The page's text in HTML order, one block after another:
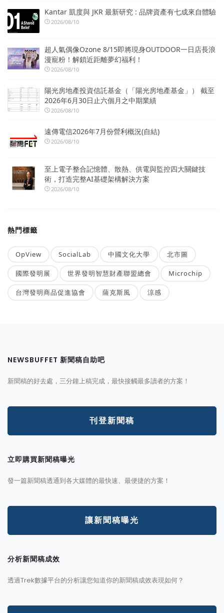
Kantar 凱度與 JKR 最新研究 : 品牌資產有七成來自體驗
2026/08/10
超人氣偶像Ozone 8/15即將現身OUTDOOR一日店長浪
漫寵粉！解鎖近距離夢幻福利！
2026/08/10
陽光房地產投資信託基金（「陽光房地產基金」） 截至
2026年6月30日止六個月之中期業績
2026/08/10
遠傳電信2026年7月份營利概況(自結)
2026/08/10
至上電子整合記憶體、散熱、供電與監控四大關鍵技
術，打造完整AI基礎架構解決方案
2026/08/10
熱門標籤
OpView SocialLab 中國文化大學 北市圖
國際發明展 世界發明智慧財產聯盟總會 Microchip
台灣發明商品促進協會 薩克斯風 涼感
NEWSBUFFET 新聞稿自助吧
新聞稿的好去處，三分鐘上稿完成，最快接觸最多讀者的方案！
刊登新聞稿
立即購買新聞稿曝光
發一篇新聞稿透通到各大媒體的最快速、最便捷的方案！
讓新聞稿曝光
分析新聞稿成效
透過Trek數據平台的分析讓您知道你的新聞稿成效表現如何？